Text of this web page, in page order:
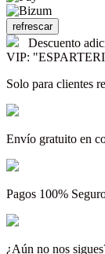
Descuento
VIP:
Solo para clientes
Envío gratuito en
Pagos 100%
¿Aún no nos